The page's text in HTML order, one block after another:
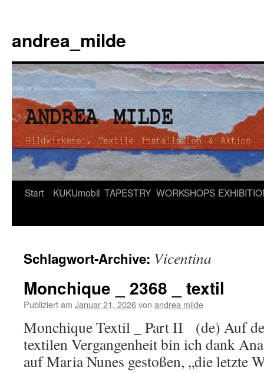
andrea_milde
Zum
Start KUKUmobil TAPESTRY WORKSHOPS
Schlagwort-Archive: Vicentina
Monchique _ 2368 _ textil
Publiziert am Januar 21, 2026von andrea milde
Monchique Textil _ Part II (de) Auf
textilen Vergangenheit bin ich dank
auf Maria Nunes gestoßen, „die letzte